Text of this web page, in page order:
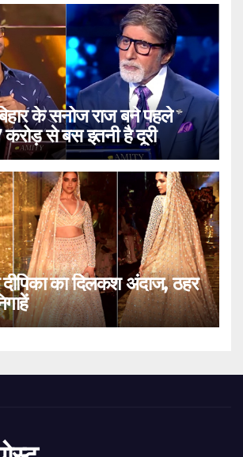
के सनोज राज बने पहले
से बस इतनी है दूरी
दीपिका का दिलकश अंदाज, ठहर